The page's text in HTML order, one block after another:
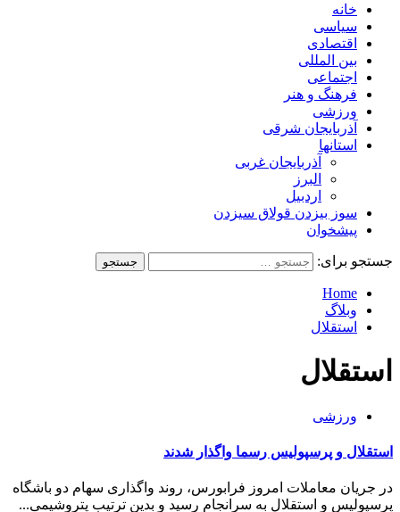
خانه
سیاسی
اقتصادی
بین المللی
اجتماعی
فرهنگ و هنر
ورزشی
آذربایجان شرقی
استانها
آذربایجان غربی
البرز
اردبیل
سوز بیزدن قولاق سیزدن
پیشخوان
جستجو برای:
Home
وبلاگ
استقلال
استقلال
ورزشی
استقلال و پرسپولیس رسما واگذار شدند
در جریان معاملات امروز فرابورس، روند واگذاری سهام دو باشگاه
پرسپولیس و استقلال به سرانجام رسید و بدین ترتیب پتروشیمی...